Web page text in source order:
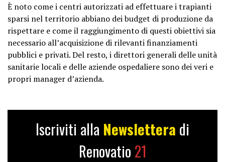
È noto come i centri autorizzati ad effettuare i trapianti
sparsi nel territorio abbiano dei budget di produzione da
rispettare e come il raggiungimento di questi obiettivi sia
necessario all’acquisizione di rilevanti finanziamenti
pubblici e privati. Del resto, i direttori generali delle unità
sanitarie locali e delle aziende ospedaliere sono dei veri e
propri manager d’azienda.
Iscriviti alla Newslettera di
Renovatio 21